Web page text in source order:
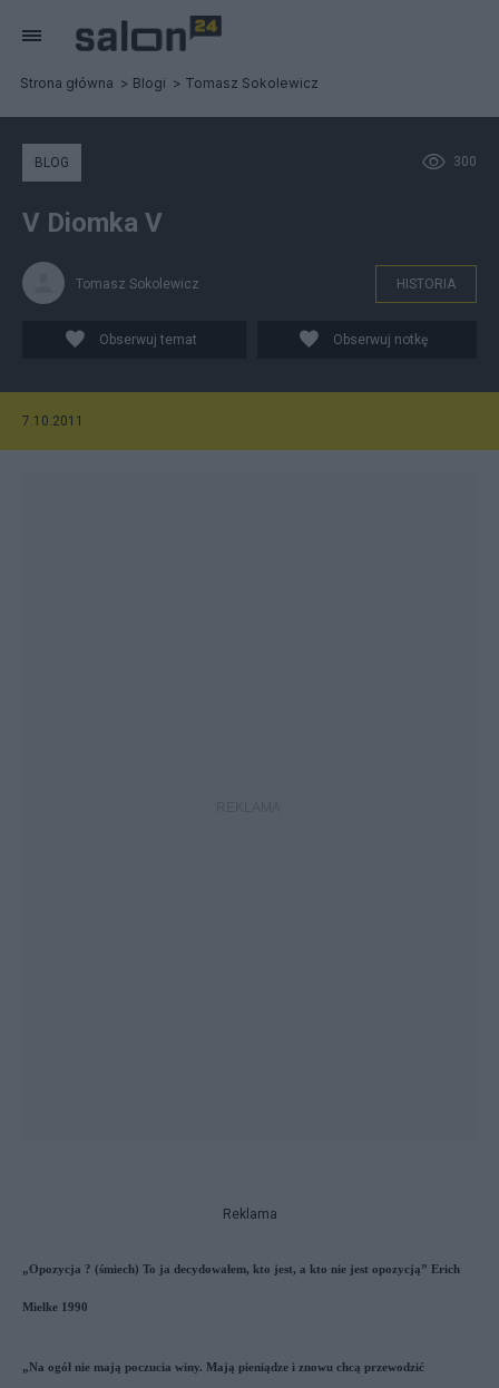
Strona główna Blogi Tomasz Sokolewicz
300
BLOG
V Diomka V
Tomasz Sokolewicz HISTORIA
Obserwuj temat Obserwuj notkę
7.10.2011
Reklama
„Opozycja ? (śmiech) To ja decydowałem, kto jest, a kto nie jest opozycją” Erich
Mielke 1990
„Na ogół nie mają poczucia winy. Mają pieniądze i znowu chcą przewodzić